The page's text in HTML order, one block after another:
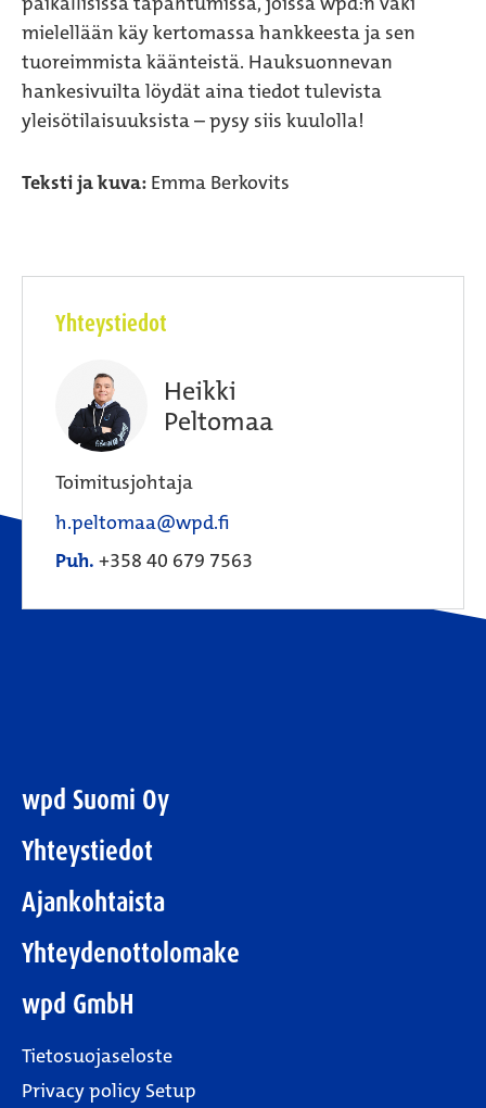
mielellään käy kertomassa hankkeesta ja sen
tuoreimmista käänteistä. Hauksuonnevan
hankesivuilta löydät aina tiedot tulevista
yleisötilaisuuksista – pysy siis kuulolla!
Teksti ja kuva: Emma Berkovits
Yhteystiedot
Heikki
Peltomaa
Toimitusjohtaja
h.peltomaa@wpd.fi
Puh. +358 40 679 7563
wpd Suomi Oy
Yhteystiedot
Ajankohtaista
Yhteydenottolomake
wpd GmbH
Tietosuojaseloste
Privacy policy Setup